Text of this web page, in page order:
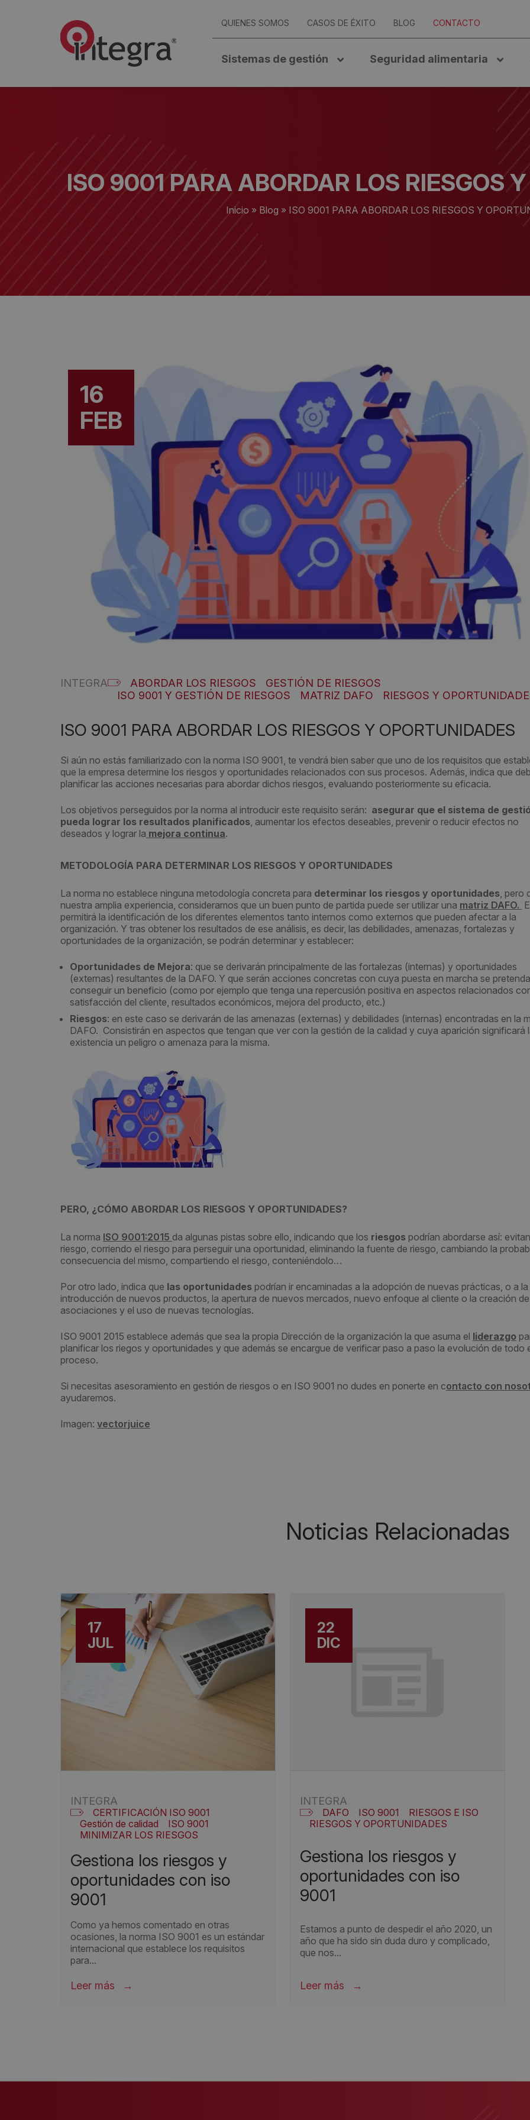
QUIENES SOMOS CASOS DE ÉXITO BLOG CONTACTO
Sistemas de gestión Seguridad alimentaria
ISO 9001 PARA ABORDAR LOS RIESGOS
Inicio » Blog » ISO 9001 PARA ABORDAR LOS RIESGOS Y
16
FEB
INTEGRA ABORDAR LOS RIESGOS
GESTIÓN DE RIESGOS
ISO 9001 Y GESTIÓN DE RIESGOS
MATRIZ DAFO RIESGOS Y
ISO 9001 PARA ABORDAR LOS RIESGOS Y OPORTUNIDADES
Si aún no estás familiarizado con la norma ISO 9001, te vendrá bien saber que uno de los requisitos que
que la empresa determine los riesgos y oportunidades relacionados con sus procesos. Además, indica que
planificar las acciones necesarias para abordar dichos riesgos, evaluando posteriormente su eficacia.
Los objetivos perseguidos por la norma al introducir este requisito serán: asegurar que el sistema de
pueda lograr los resultados planificados, aumentar los efectos deseables, prevenir o reducir efectos no
deseados y lograr la mejora continua.
METODOLOGÍA PARA DETERMINAR LOS RIESGOS Y OPORTUNIDADES
La norma no establece ninguna metodología concreta para determinar los riesgos y oportunidades, pero
nuestra amplia experiencia, consideramos que un buen punto de partida puede ser utilizar una matriz DAFO.
permitirá la identificación de los diferentes elementos tanto internos como externos que pueden afectar a la
organización. Y tras obtener los resultados de ese análisis, es decir, las debilidades, amenazas, fortalezas y
oportunidades de la organización, se podrán determinar y establecer:
Oportunidades de Mejora: que se derivarán principalmente de las fortalezas (internas) y oportunidades
(externas) resultantes de la DAFO. Y que serán acciones concretas con cuya puesta en marcha se pretenda
conseguir un beneficio (como por ejemplo que tenga una repercusión positiva en aspectos relacionados
satisfacción del cliente, resultados económicos, mejora del producto, etc.)
Riesgos: en este caso se derivarán de las amenazas (externas) y debilidades (internas) encontradas en la
DAFO. Consistirán en aspectos que tengan que ver con la gestión de la calidad y cuya aparición significará
existencia un peligro o amenaza para la misma.
PERO, ¿CÓMO ABORDAR LOS RIESGOS Y OPORTUNIDADES?
La norma ISO 9001:2015 da algunas pistas sobre ello, indicando que los riesgos podrían abordarse así:
riesgo, corriendo el riesgo para perseguir una oportunidad, eliminando la fuente de riesgo, cambiando la
consecuencia del mismo, compartiendo el riesgo, conteniéndolo…
Por otro lado, indica que las oportunidades podrían ir encaminadas a la adopción de nuevas prácticas, o a la
introducción de nuevos productos, la apertura de nuevos mercados, nuevo enfoque al cliente o la creación de
asociaciones y el uso de nuevas tecnologías.
ISO 9001 2015 establece además que sea la propia Dirección de la organización la que asuma el liderazgo
planificar los riegos y oportunidades y que además se encargue de verificar paso a paso la evolución de todo
proceso.
Si necesitas asesoramiento en gestión de riesgos o en ISO 9001 no dudes en ponerte en contacto con
ayudaremos.
Imagen: vectorjuice
Noticias Relacionadas
17
JUL
INTEGRA
CERTIFICACIÓN ISO 9001
Gestión de calidad
ISO 9001
MINIMIZAR LOS RIESGOS
gestiona los riesgos y
oportunidades con iso
9001
Como ya hemos comentado en otras
ocasiones, la norma ISO 9001 es un estándar
internacional que establece los requisitos
para...
Leer más
22
DIC
INTEGRA
DAFO ISO 9001
RIESGOS E ISO
RIESGOS Y OPORTUNIDADES
gestiona los riesgos y
oportunidades con iso
9001
Estamos a punto de despedir el año 2020, un
año que ha sido sin duda duro y complicado,
que nos...
Leer más